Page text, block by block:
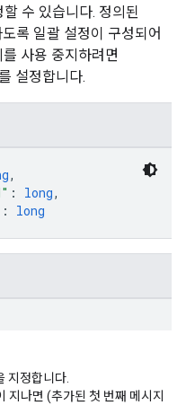
수 있습니다. 정의된
록 일괄 설정이 구성되어
사용 중지하려면
설정합니다.
,
: long,
: long
지정합니다.
지나면 (추가된 첫 번째 메시지